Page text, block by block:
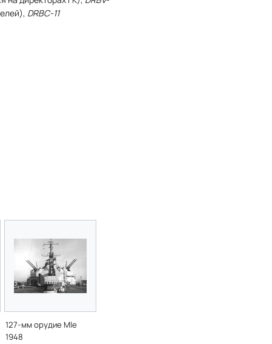
DRBC-11
127-мм орудие Mle
1948